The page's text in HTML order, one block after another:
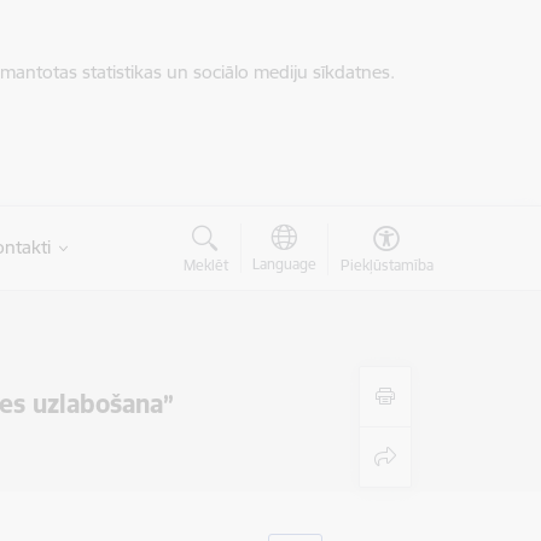
statistikas un sociālo mediju sīkdatnes.
Meklēt Language Piekļūstamība
uzlabošana”